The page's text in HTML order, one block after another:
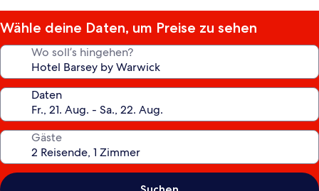
Wähle deine Daten, um Preise zu sehen
Wo soll’s hingehen?
Daten
Gäste